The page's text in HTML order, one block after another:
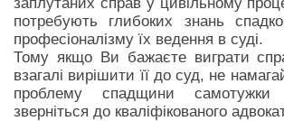
потребують глибоких знань
професіоналізму їх ведення в суді.
Тому якщо Ви бажаєте виграти
взагалі вирішити її до суд, не
проблему спадщини
зверніться до кваліфікованого